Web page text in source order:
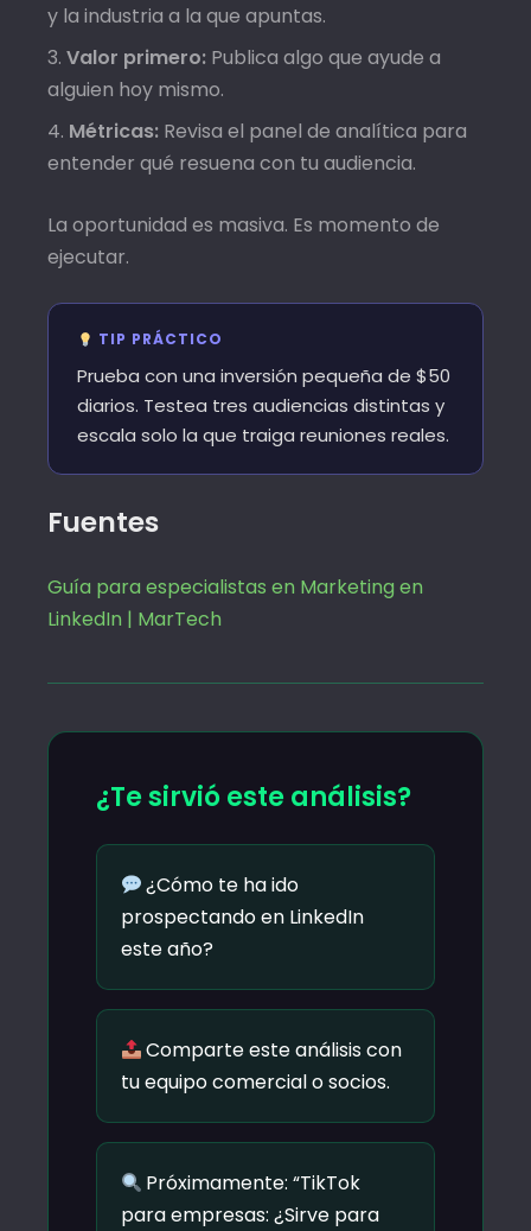
y la industria a la que apuntas.
Valor primero: Publica algo que ayude a
alguien hoy mismo.
Métricas: Revisa el panel de analítica para
entender qué resuena con tu audiencia.
La oportunidad es masiva. Es momento de
ejecutar.
TIP PRÁCTICO
Prueba con una inversión pequeña de $50
diarios. Testea tres audiencias distintas y
escala solo la que traiga reuniones reales.
Fuentes
Guía para especialistas en Marketing en
LinkedIn | MarTech
¿Te sirvió este análisis?
¿Cómo te ha ido
prospectando en LinkedIn
este año?
Comparte este análisis con
tu equipo comercial o socios.
Próximamente: “TikTok
para empresas: ¿Sirve para